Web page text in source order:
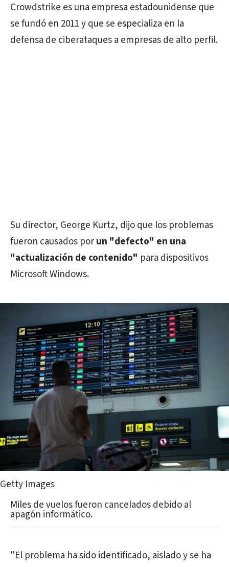
Crowdstrike es una empresa estadounidense que
se fundó en 2011 y que se especializa en la
defensa de ciberataques a empresas de alto perfil.
Su director, George Kurtz, dijo que los problemas
fueron causados ​​porun "defecto" en una
"actualización de contenido" para dispositivos
Microsoft Windows.
Getty Images
Miles de vuelos fueron cancelados debido al
apagón informático.
"El problema ha sido identificado, aislado y se ha